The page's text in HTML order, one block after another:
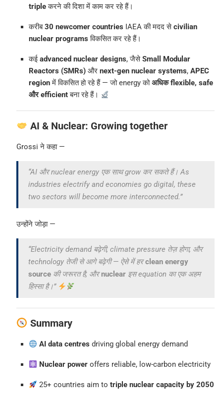
tripleकरने की दिशा में काम कर रहे हैं।
करीब30 newcomer countries IAEA की मदद सेcivilian
nuclear programs विकसित कर रहे हैं।
कई advanced nuclear designs, जैसेSmall Modular
Reactors (SMRs)और next-gen nuclear systems, APEC
regionमें विकसित हो रहे हैं — जो energy कोअधिक flexible, safe
और efficientबना रहे हैं।
AI & Nuclear: Growing together
Grossi ने कहा —
“AI और nuclear energy एक साथ grow कर सकते हैं। As
industries electrify and economies go digital, these
two sectors will become more interconnected.”
उन्होंने जोड़ा —
“Electricity demand बढ़ेगी, climate pressure तेज़ होगा, और
technology तेजी से आगे बढ़ेगी — ऐसे में हरclean energy
sourceकी जरूरत है, औरnuclearइस equation का एक अहम
हिस्सा है।”
Summary
AI data centres driving global energy demand
Nuclear power offers reliable, low-carbon electricity
25+ countries aim to triple nuclear capacity by 2050